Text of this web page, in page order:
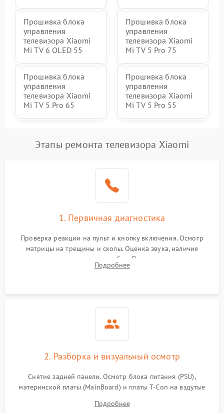
Прошивка блока
управления
телевизора Xiaomi
Mi TV 6 OLED 55
Прошивка блока
управления
телевизора Xiaomi
Mi TV 5 Pro 75
Прошивка блока
управления
телевизора Xiaomi
Mi TV 5 Pro 65
Прошивка блока
управления
телевизора Xiaomi
Mi TV 5 Pro 55
Этапы ремонта телевизора Xiaomi
1. Первичная диагностика
Проверка реакции на пульт и кнопку включения. Осмотр
матрицы на трещины и сколы. Оценка звука, наличия
подсветки и индикаторов ошибок. Подключение тестовых
источников сигнала для выявления симптомов поломки.
Подробнее
2. Разборка и визуальный осмотр
Снятие задней панели. Осмотр блока питания (PSU),
материнской платы (MainBoard) и платы T-Con на вздутые
Проверка надежности фиксации и целостности шлейфов.
Подробнее